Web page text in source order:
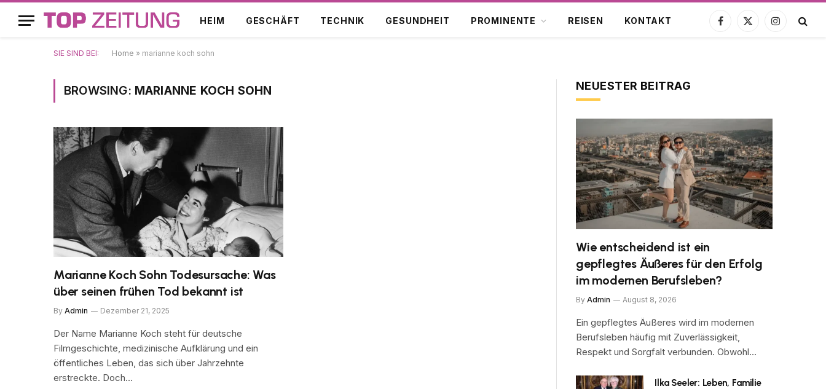
HEIM GESCHÄFT TECHNIK GESUNDHEIT PROMINENTE REISEN KONTAKT
Facebook
X
Instagram
SIE SIND BEI: Home » marianne koch sohn
BROWSING: MARIANNE KOCH SOHN
Marianne Koch Sohn Todesursache: Was
über seinen frühen Tod bekannt ist
By Admin Dezember 21, 2025
Der Name Marianne Koch steht für deutsche
Filmgeschichte, medizinische Aufklärung und ein
öffentliches Leben, das sich über Jahrzehnte
erstreckte. Doch…
NEUESTER BEITRAG
Wie entscheidend ist ein
gepflegtes Äußeres für den Erfolg
im modernen Berufsleben?
By Admin August 8, 2026
Ein gepflegtes Äußeres wird im modernen
Berufsleben häufig mit Zuverlässigkeit,
Respekt und Sorgfalt verbunden. Obwohl…
Ilka Seeler: Leben, Familie